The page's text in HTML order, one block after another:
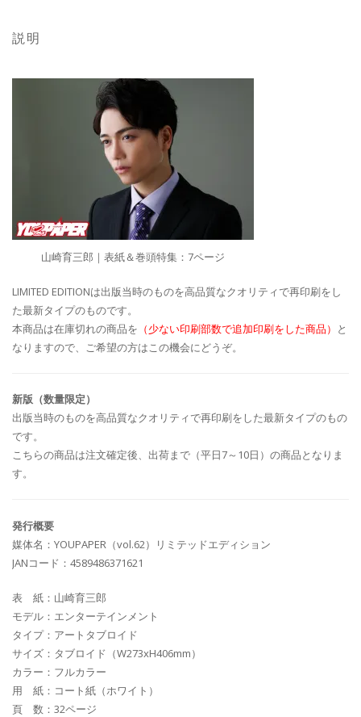
説明
山崎育三郎｜表紙＆巻頭特集：7ページ
LIMITED EDITIONは出版当時のものを高品質なクオリティで再印刷をし
た最新タイプのものです。
本商品は在庫切れの商品を （少ない印刷部数で追加印刷をした商品） と
なりますので、ご希望の方はこの機会にどうぞ。
新版（数量限定）
出版当時のものを高品質なクオリティで再印刷をした最新タイプのもの
です。
こちらの商品は注文確定後、出荷まで（平日7～10日）の商品となりま
す。
発行概要
媒体名：YOUPAPER（vol.62）リミテッドエディション
JANコード：4589486371621
表 紙：山崎育三郎
モデル：エンターテインメント
タイプ：アートタブロイド
サイズ：タブロイド（W273xH406mm）
カラー：フルカラー
用 紙：コート紙（ホワイト）
頁 数：32ページ